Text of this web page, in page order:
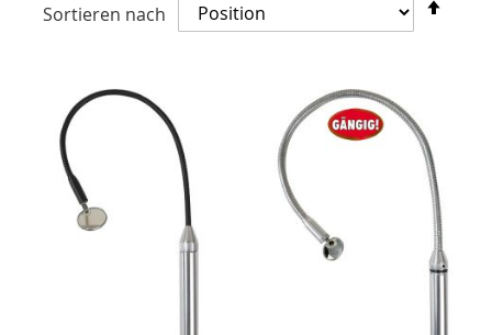
Sortieren nach